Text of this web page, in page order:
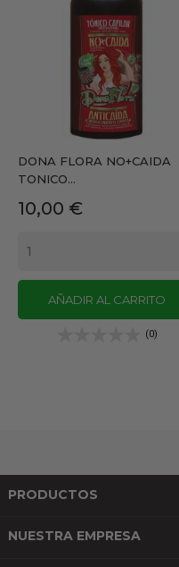
DONA FLORA NO+CAIDA
TONICO...
Precio
10,00 €
AÑADIR AL CARRITO
(0)
PRODUCTOS
NUESTRA EMPRESA